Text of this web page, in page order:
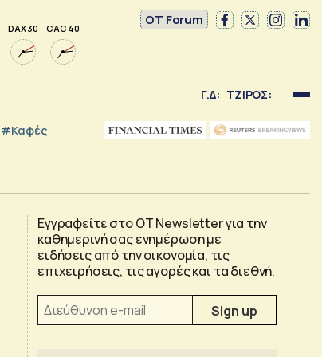
DAX 30 CAC 40
OT Forum
Γ.Δ: ΤΖΙΡΟΣ:
#καφές
Εγγραφείτε στο OT Newsletter για την
καθημερινή σας ενημέρωση με
ειδήσεις από την οικονομία, τις
επιχειρήσεις, τις αγορές και τα διεθνή.